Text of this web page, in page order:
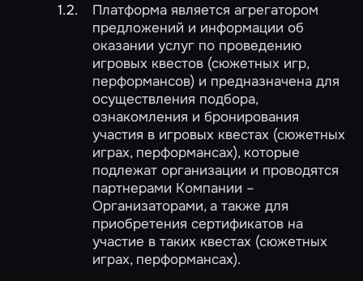
Платформа является агрегатором
предложений и информации об
оказании услуг по проведению
игровых квестов (сюжетных игр,
перформансов) и предназначена для
осуществления подбора,
ознакомления и бронирования
участия в игровых квестах (сюжетных
играх, перформансах), которые
подлежат организации и проводятся
партнерами Компании –
Организаторами, а также для
приобретения сертификатов на
участие в таких квестах (сюжетных
играх, перформансах).